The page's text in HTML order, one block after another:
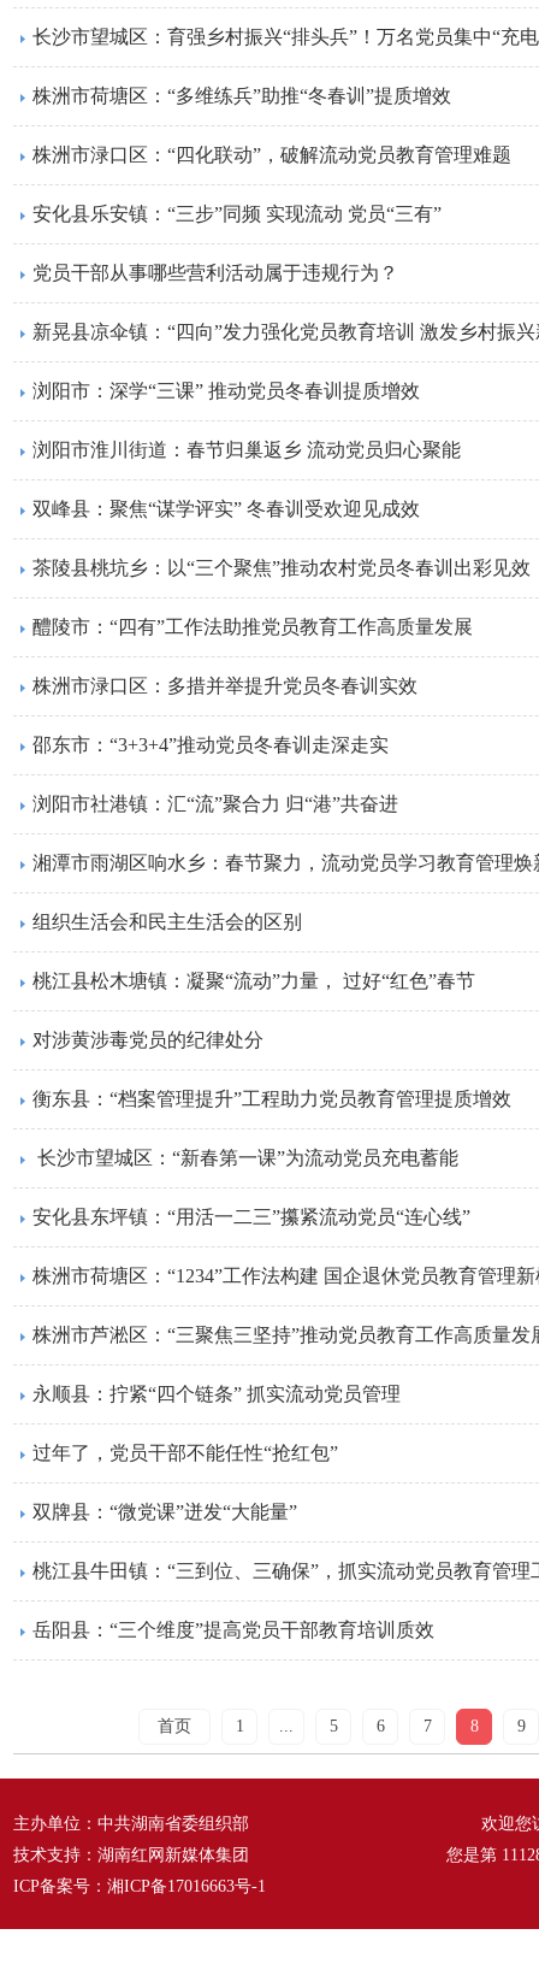
长沙市望城区：育强乡村振兴“排头兵”！万名党员集中“充
株洲市荷塘区：“多维练兵”助推“冬春训”提质增效
株洲市渌口区：“四化联动”，破解流动党员教育管理难题
安化县乐安镇：“三步”同频 实现流动 党员“三有”
党员干部从事哪些营利活动属于违规行为？
新晃县凉伞镇：“四向”发力强化党员教育培训 激发乡村振
浏阳市：深学“三课” 推动党员冬春训提质增效
浏阳市淮川街道：春节归巢返乡 流动党员归心聚能
双峰县：聚焦“谋学评实” 冬春训受欢迎见成效
茶陵县桃坑乡：以“三个聚焦”推动农村党员冬春训出彩见效
醴陵市：“四有”工作法助推党员教育工作高质量发展
株洲市渌口区：多措并举提升党员冬春训实效
邵东市：“3+3+4”推动党员冬春训走深走实
浏阳市社港镇：汇“流”聚合力 归“港”共奋进
湘潭市雨湖区响水乡：春节聚力，流动党员学习教育管理焕
组织生活会和民主生活会的区别
桃江县松木塘镇：凝聚“流动”力量， 过好“红色”春节
对涉黄涉毒党员的纪律处分
衡东县：“档案管理提升”工程助力党员教育管理提质增效
​ 长沙市望城区：“新春第一课”为流动党员充电蓄能
安化县东坪镇：“用活一二三”攥紧流动党员“连心线”
株洲市荷塘区：“1234”工作法构建 国企退休党员教育管理
株洲市芦淞区：“三聚焦三坚持”推动党员教育工作高质量发
永顺县：拧紧“四个链条” 抓实流动党员管理
过年了，党员干部不能任性“抢红包”
双牌县：“微党课”迸发“大能量”
桃江县牛田镇：“三到位、三确保”，抓实流动党员教育管理
岳阳县：“三个维度”提高党员干部教育培训质效
首页 1 ... 5 6 7 8 9
主办单位：中共湖南省委组织部
技术支持：湖南红网新媒体集团
ICP备案号： 湘ICP备17016663号-1
欢迎您
您是第